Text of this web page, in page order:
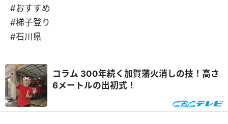
#おすすめ
#梯子登り
#石川県
コラム 300年続く加賀藩火消しの技！高さ
6メートルの出初式！